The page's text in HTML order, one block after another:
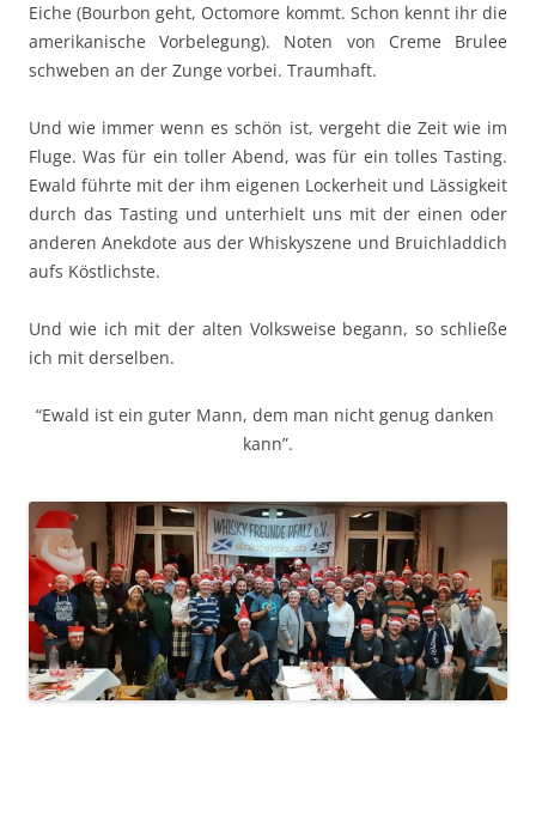
Eiche (Bour­bon geht, Octo­more kommt. Schon ken­nt ihr die
amerikanis­che Vor­bele­gung). Noten von Creme Brulee
schweben an der Zunge vor­bei. Traumhaft.
Und wie immer wenn es schön ist, verge­ht die Zeit wie im
Fluge. Was für ein toller Abend, was für ein tolles Tast­ing.
Ewald führte mit der ihm eige­nen Lock­er­heit und Läs­sigkeit
durch das Tast­ing und unter­hielt uns mit der einen oder
anderen Anek­dote aus der Whiskyszene und Bruich­lad­dich
aufs Köstlichste.
Und wie ich mit der alten Volk­sweise begann, so schließe
ich mit derselben.
“Ewald ist ein guter Mann, dem man nicht genug danken
kann”.